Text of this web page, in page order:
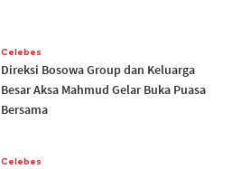
Celebes
Direksi Bosowa Group dan Keluarga
Besar Aksa Mahmud Gelar Buka Puasa
Bersama
Celebes